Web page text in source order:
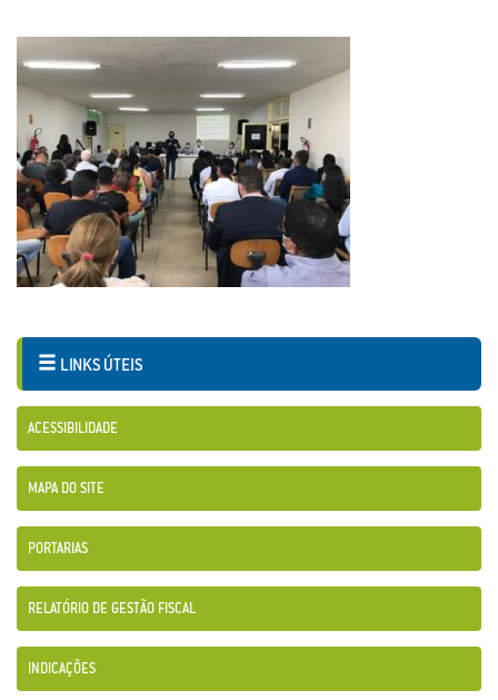
LINKS ÚTEIS
ACESSIBILIDADE
MAPA DO SITE
PORTARIAS
RELATÓRIO DE GESTÃO FISCAL
INDICAÇÕES